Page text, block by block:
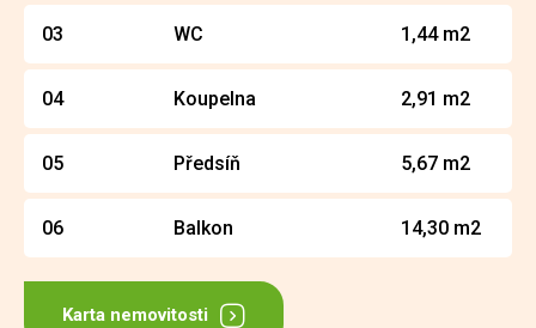
03 WC 1,44 m2
04 Koupelna 2,91 m2
05 Předsíň 5,67 m2
06 Balkon 14,30 m2
Karta nemovitosti